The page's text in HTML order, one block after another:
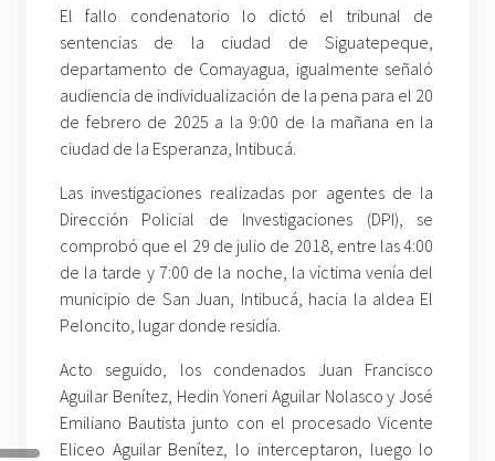
El fallo condenatorio lo dictó el tribunal de
sentencias de la ciudad de Siguatepeque,
departamento de Comayagua, igualmente señaló
audiencia de individualización de la pena para el 20
de febrero de 2025 a la 9:00 de la mañana en la
ciudad de la Esperanza, Intibucá.
Las investigaciones realizadas por agentes de la
Dirección Policial de Investigaciones (DPI), se
comprobó que el 29 de julio de 2018, entre las 4:00
de la tarde y 7:00 de la noche, la víctima venía del
municipio de San Juan, Intibucá, hacia la aldea El
Peloncito, lugar donde residía.
Acto seguido, los condenados Juan Francisco
Aguilar Benítez, Hedin Yoneri Aguilar Nolasco y José
Emiliano Bautista junto con el procesado Vicente
Eliceo Aguilar Benítez, lo interceptaron, luego lo